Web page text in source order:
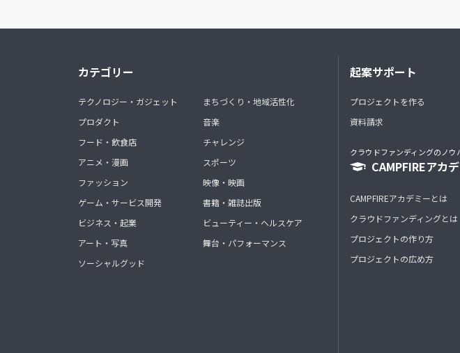
カテゴリー
テクノロジー・ガジェット
プロダクト
フード・飲食店
アニメ・漫画
ファッション
ゲーム・サービス開発
ビジネス・起業
アート・写真
ソーシャルグッド
まちづくり・地域活性化
音楽
チャレンジ
スポーツ
映像・映画
書籍・雑誌出版
ビューティー・ヘルスケア
舞台・パフォーマンス
起案サポート
プロジェクトを作る
資料請求
クラウドファンディングのノウ
CAMPFIREアカ
CAMPFIREアカデミーとは
クラウドファンディングとは
プロジェクトの作り方
プロジェクトの広め方